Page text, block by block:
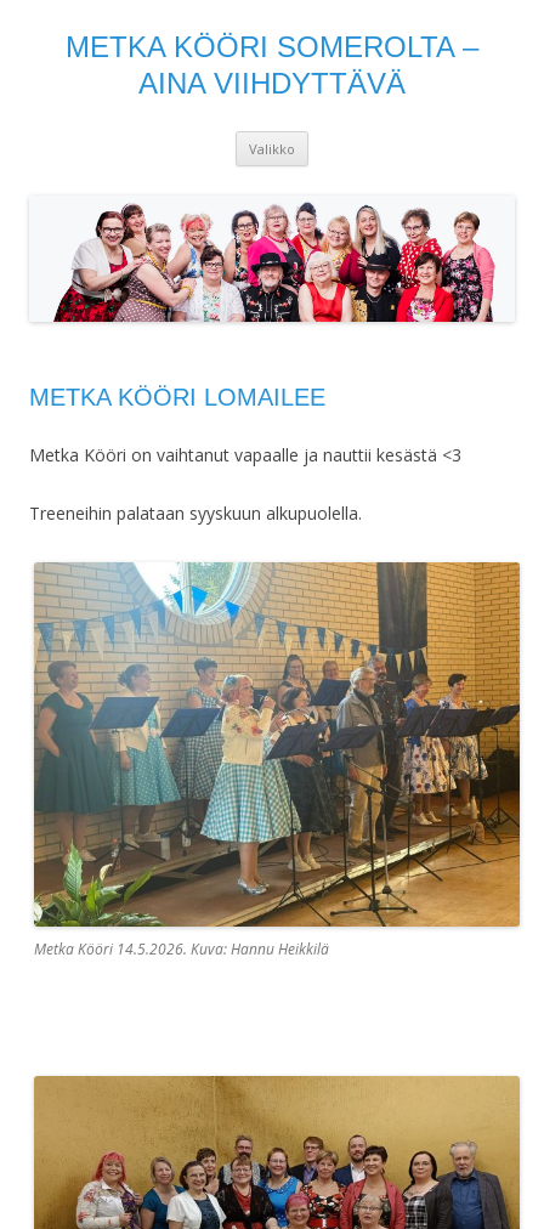
METKA KÖÖRI SOMEROLTA –
AINA VIIHDYTTÄVÄ
Valikko
METKA KÖÖRI LOMAILEE
Metka Kööri on vaihtanut vapaalle ja nauttii kesästä <3
Treeneihin palataan syyskuun alkupuolella.
Metka Kööri 14.5.2026. Kuva: Hannu Heikkilä